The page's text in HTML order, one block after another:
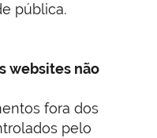
pública.
websites não
fora dos
pelo